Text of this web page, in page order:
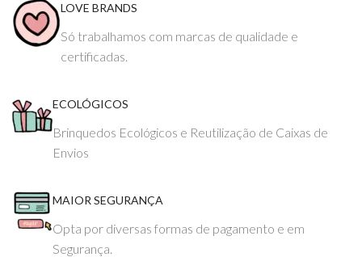
LOVE BRANDS
Só trabalhamos com marcas de qualidade e
certificadas.
ECOLÓGICOS
Brinquedos Ecológicos e Reutilização de Caixas de
Envios
MAIOR SEGURANÇA
Opta por diversas formas de pagamento e em
Segurança.